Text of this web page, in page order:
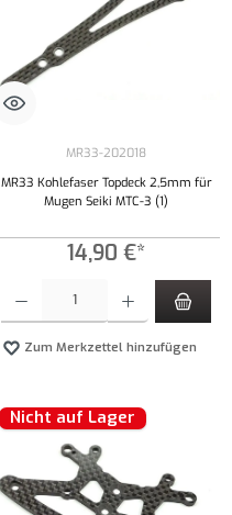
MR33-202018
MR33 Kohlefaser Topdeck 2,5mm für
Mugen Seiki MTC-3 (1)
14,90 €*
Zum Merkzettel hinzufügen
Nicht auf Lager